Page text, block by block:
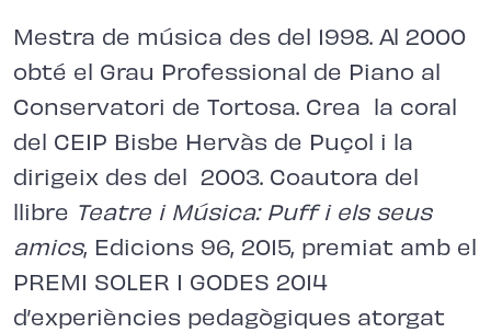
Mestra de música des del 1998. Al 2000
obté el Grau Professional de Piano al
Conservatori de Tortosa. Crea la coral
del CEIP Bisbe Hervàs de Puçol i la
dirigeix des del 2003. Coautora del
llibre Teatre i Música: Puff i els seus
amics, Edicions 96, 2015, premiat amb el
PREMI SOLER I GODES 2014
d’experiències pedagògiques atorgat